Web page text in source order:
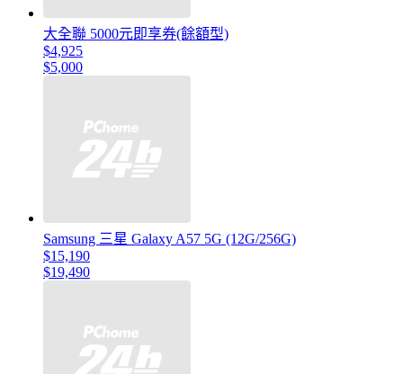
大全聯 5000元即享券(餘額型)
$4,925
$5,000
Samsung 三星 Galaxy A57 5G (12G/256G)
$15,190
$19,490